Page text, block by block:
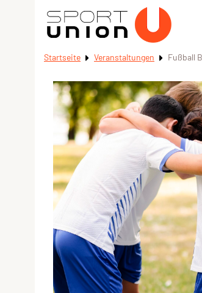
Startseite Veranstaltungen Fußball